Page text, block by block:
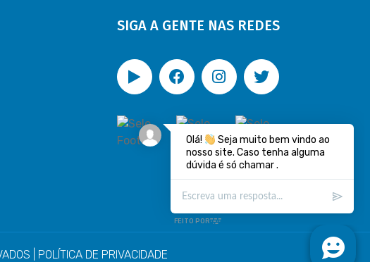
SIGA A GENTE NAS REDES
| POLÍTICA DE PRIVACIDADE